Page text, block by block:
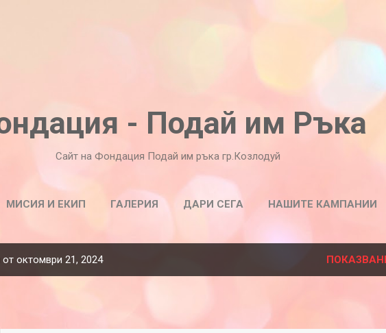
- Подай им Ръка
Сайт на Фондация Подай им ръка гр.Козлодуй
МИСИЯ И ЕКИП ГАЛЕРИЯ ДАРИ СЕГА НАШИТЕ КАМПАНИИ
октомври 21, 2024